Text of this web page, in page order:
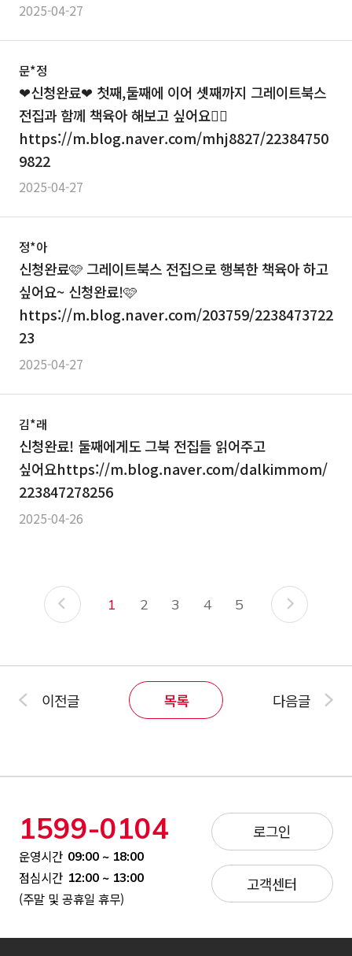
2025-04-27
문*정
❤신청완료❤ 첫째,둘째에 이어 셋째까지 그레이트북스
전집과 함께 책육아 해보고 싶어요👍🏻
https://m.blog.naver.com/mhj8827/22384750
9822
2025-04-27
정*아
신청완료🩷 그레이트북스 전집으로 행복한 책육아 하고
싶어요~ 신청완료!🩷
https://m.blog.naver.com/203759/2238473722
23
2025-04-27
김*래
신청완료! 둘째에게도 그북 전집들 읽어주고
싶어요https://m.blog.naver.com/dalkimmom/
223847278256
2025-04-26
1 2 3 4 5
이전글 목록 다음글
1599-0104
운영시간 09:00 ~ 18:00
점심시간 12:00 ~ 13:00
(주말 및 공휴일 휴무)
로그인
고객센터